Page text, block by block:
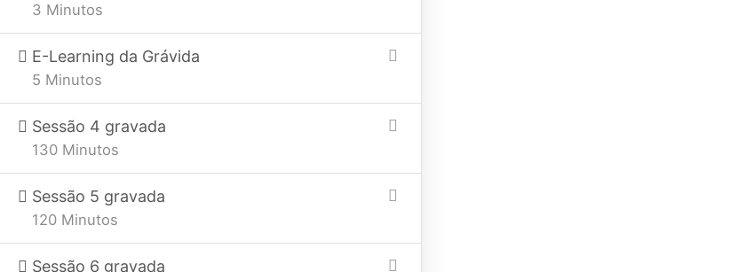
3 Minutos
E-Learning da Grávida
5 Minutos
Sessão 4 gravada
130 Minutos
Sessão 5 gravada
120 Minutos
Sessão 6 gravada
MENU
Testemunhos
FAQs
BLOG
Nasceu à meia noite da
passagem de ano, num parto
com Hypnobirthing, tão serena